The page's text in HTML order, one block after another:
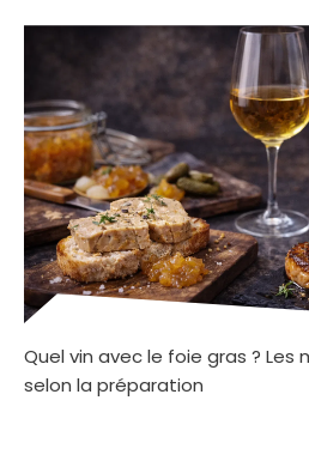
Quel vin avec le foie gras ? Les
selon la préparation